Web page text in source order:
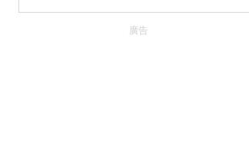
廣告